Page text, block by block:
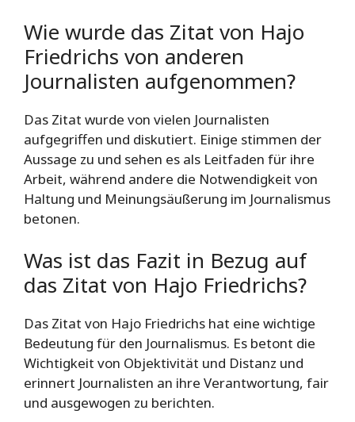
Wie wurde das Zitat von Hajo
Friedrichs von anderen
Journalisten aufgenommen?
Das Zitat wurde von vielen Journalisten
aufgegriffen und diskutiert. Einige stimmen der
Aussage zu und sehen es als Leitfaden für ihre
Arbeit, während andere die Notwendigkeit von
Haltung und Meinungsäußerung im Journalismus
betonen.
Was ist das Fazit in Bezug auf
das Zitat von Hajo Friedrichs?
Das Zitat von Hajo Friedrichs hat eine wichtige
Bedeutung für den Journalismus. Es betont die
Wichtigkeit von Objektivität und Distanz und
erinnert Journalisten an ihre Verantwortung, fair
und ausgewogen zu berichten.